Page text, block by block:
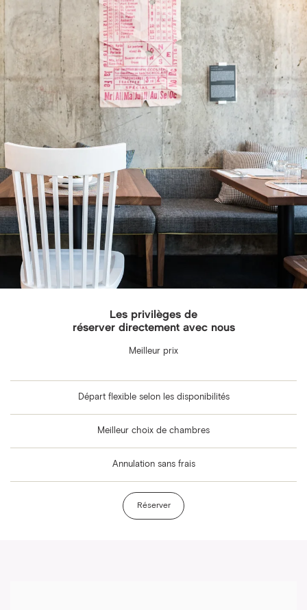
Les privilèges de
réserver directement avec nous
Meilleur prix
Départ flexible selon les disponibilités
Meilleur choix de chambres
Annulation sans frais
Réserver